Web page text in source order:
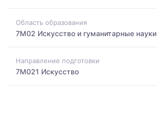
Область образования
7M02 Искусство и гуманитарные науки
Направление подготовки
7M021 Искусство